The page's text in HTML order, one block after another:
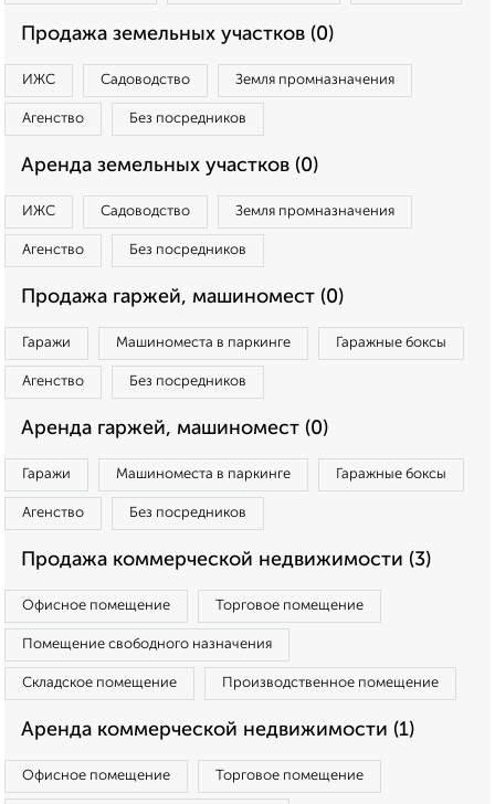
Продажа земельных участков (0)
ИЖС Садоводство Земля промназначения
Агенство Без посредников
Аренда земельных участков (0)
ИЖС Садоводство Земля промназначения
Агенство Без посредников
Продажа гаржей, машиномест (0)
Гаражи Машиноместа в паркинге Гаражные боксы
Агенство Без посредников
Аренда гаржей, машиномест (0)
Гаражи Машиноместа в паркинге Гаражные боксы
Агенство Без посредников
Продажа коммерческой недвижимости (3)
Офисное помещение Торговое помещение
Помещение свободного назначения
Складское помещение Производственное помещение
Аренда коммерческой недвижимости (1)
Офисное помещение Торговое помещение